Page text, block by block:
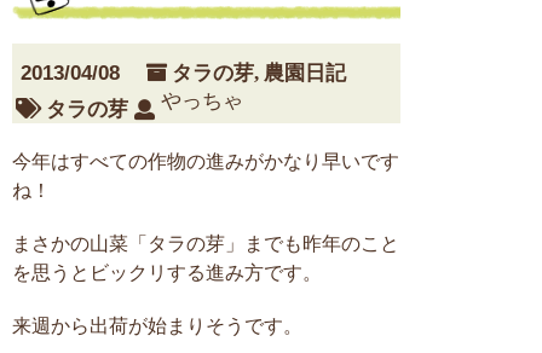
2013/04/08 タラの芽, 農園日記
タラの芽
やっちゃ
今年はすべての作物の進みがかなり早いです
ね！
まさかの山菜「タラの芽」までも昨年のこと
を思うとビックリする進み方です。
来週から出荷が始まりそうです。